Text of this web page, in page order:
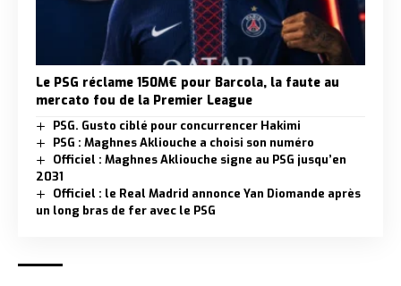
Le PSG réclame 150M€ pour Barcola, la faute au
mercato fou de la Premier League
PSG. Gusto ciblé pour concurrencer Hakimi
PSG : Maghnes Akliouche a choisi son numéro
Officiel : Maghnes Akliouche signe au PSG jusqu’en
2031
Officiel : le Real Madrid annonce Yan Diomande après
un long bras de fer avec le PSG